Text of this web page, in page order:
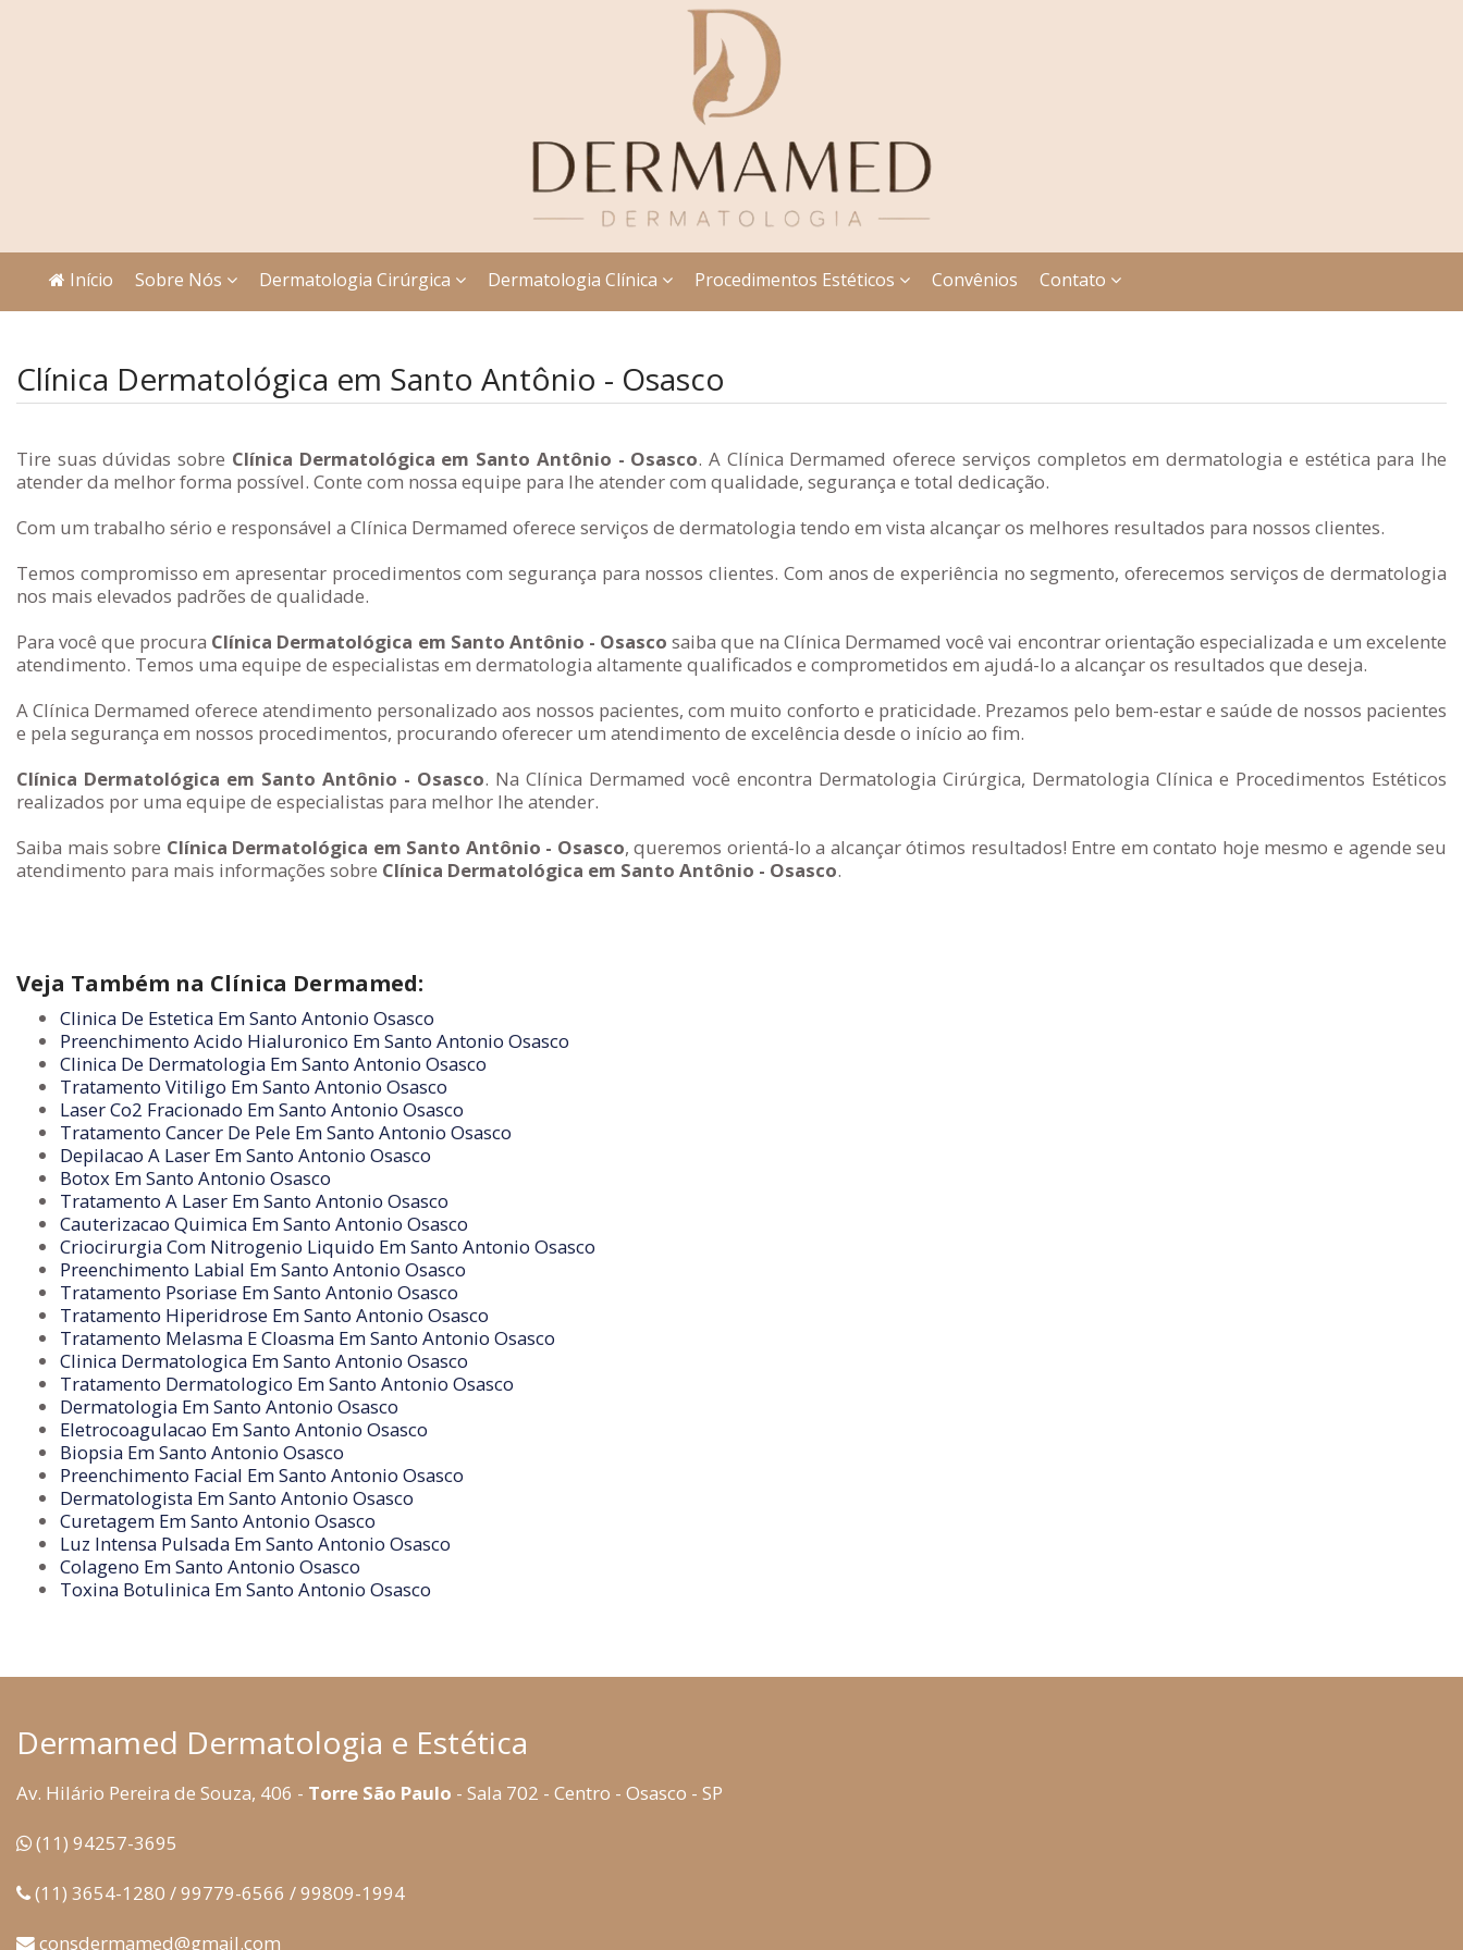
Início Sobre Nós Dermatologia Cirúrgica Dermatologia Clínica Procedimentos Estéticos Convênios Contato
Clínica Dermatológica em Santo Antônio - Osasco
Tire suas dúvidas sobre Clínica Dermatológica em Santo Antônio - Osasco. A Clínica Dermamed oferece serviços completos em dermatologia e estética para lhe
atender da melhor forma possível. Conte com nossa equipe para lhe atender com qualidade, segurança e total dedicação.
Com um trabalho sério e responsável a Clínica Dermamed oferece serviços de dermatologia tendo em vista alcançar os melhores resultados para nossos clientes.
Temos compromisso em apresentar procedimentos com segurança para nossos clientes. Com anos de experiência no segmento, oferecemos serviços de dermatologia
nos mais elevados padrões de qualidade.
Para você que procura Clínica Dermatológica em Santo Antônio - Osasco saiba que na Clínica Dermamed você vai encontrar orientação especializada e um excelente
atendimento. Temos uma equipe de especialistas em dermatologia altamente qualificados e comprometidos em ajudá-lo a alcançar os resultados que deseja.
A Clínica Dermamed oferece atendimento personalizado aos nossos pacientes, com muito conforto e praticidade. Prezamos pelo bem-estar e saúde de nossos pacientes
e pela segurança em nossos procedimentos, procurando oferecer um atendimento de excelência desde o início ao fim.
Clínica Dermatológica em Santo Antônio - Osasco. Na Clínica Dermamed você encontra Dermatologia Cirúrgica, Dermatologia Clínica e Procedimentos Estéticos
realizados por uma equipe de especialistas para melhor lhe atender.
Saiba mais sobre Clínica Dermatológica em Santo Antônio - Osasco, queremos orientá-lo a alcançar ótimos resultados! Entre em contato hoje mesmo e agende seu
atendimento para mais informações sobre Clínica Dermatológica em Santo Antônio - Osasco.
Veja Também na Clínica Dermamed:
Clinica De Estetica Em Santo Antonio Osasco
Preenchimento Acido Hialuronico Em Santo Antonio Osasco
Clinica De Dermatologia Em Santo Antonio Osasco
Tratamento Vitiligo Em Santo Antonio Osasco
Laser Co2 Fracionado Em Santo Antonio Osasco
Tratamento Cancer De Pele Em Santo Antonio Osasco
Depilacao A Laser Em Santo Antonio Osasco
Botox Em Santo Antonio Osasco
Tratamento A Laser Em Santo Antonio Osasco
Cauterizacao Quimica Em Santo Antonio Osasco
Criocirurgia Com Nitrogenio Liquido Em Santo Antonio Osasco
Preenchimento Labial Em Santo Antonio Osasco
Tratamento Psoriase Em Santo Antonio Osasco
Tratamento Hiperidrose Em Santo Antonio Osasco
Tratamento Melasma E Cloasma Em Santo Antonio Osasco
Clinica Dermatologica Em Santo Antonio Osasco
Tratamento Dermatologico Em Santo Antonio Osasco
Dermatologia Em Santo Antonio Osasco
Eletrocoagulacao Em Santo Antonio Osasco
Biopsia Em Santo Antonio Osasco
Preenchimento Facial Em Santo Antonio Osasco
Dermatologista Em Santo Antonio Osasco
Curetagem Em Santo Antonio Osasco
Luz Intensa Pulsada Em Santo Antonio Osasco
Colageno Em Santo Antonio Osasco
Toxina Botulinica Em Santo Antonio Osasco
Dermamed Dermatologia e Estética
Av. Hilário Pereira de Souza, 406 - Torre São Paulo - Sala 702 - Centro - Osasco - SP
(11) 94257-3695
(11) 3654-1280 / 99779-6566 / 99809-1994
consdermamed@gmail.com